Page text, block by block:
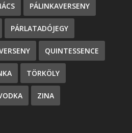
PÁLINKAVERSENY
PÁRLATADÓJEGY
QUINTESSENCE
TÖRKÖLY
ZINA